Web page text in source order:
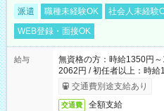
派遣 職種未経験OK 社会人未経験
WEB登録・面接OK
給与
無資格の方：時給1350円
2062円 / 初任者以上：時給
交通費別途支給あり
交通費 全額支給